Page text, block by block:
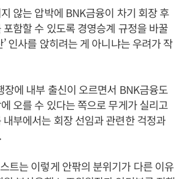
않는 압박에 BNK금융이 차기 회장 후
함할 수 있도록 경영승계 규정을 바꿀
’ 인사를 앉히려는 게 아니냐는 우려가 작
장에 내부 출신이 오르면서 BNK금융도
오를 수 있다는 쪽으로 무게가 실리고
부에서는 회장 선임과 관련한 걱정과
트는 이렇게 안팎의 분위기가 다른 이유